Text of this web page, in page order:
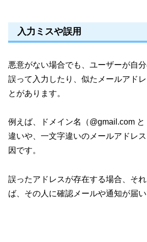
入力ミスや誤用
悪意がない場合でも、ユーザーが自
誤って入力したり、似たメールアド
とがあります。
例えば、ドメイン名（@gmail.com
違いや、一文字違いのメールアドレ
因です。
誤ったアドレスが存在する場合、そ
ば、その人に確認メールや通知が届い